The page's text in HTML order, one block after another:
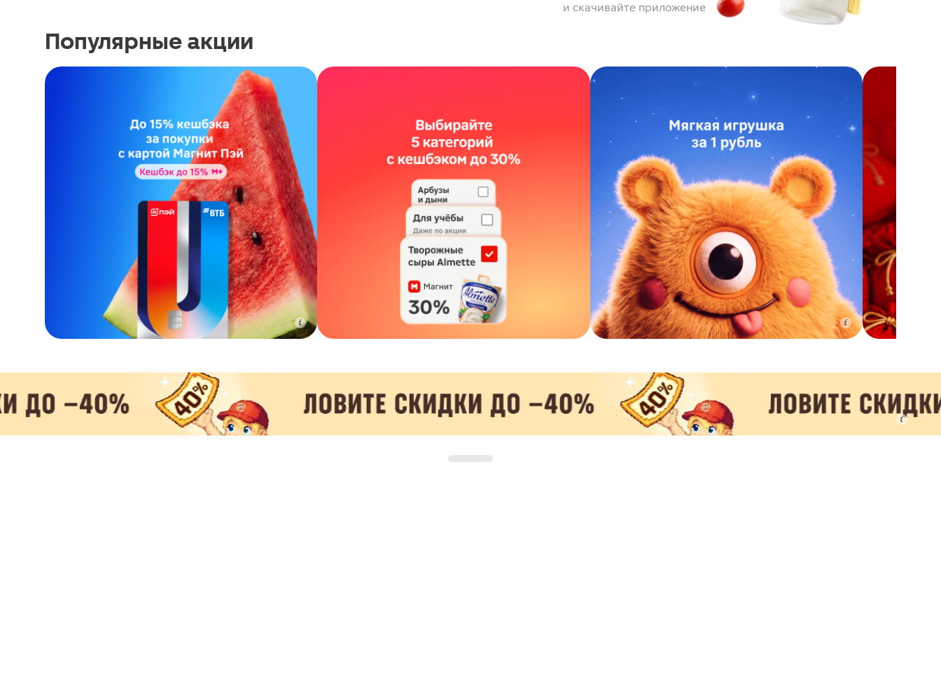
и скачивайте приложение
Популярные акции